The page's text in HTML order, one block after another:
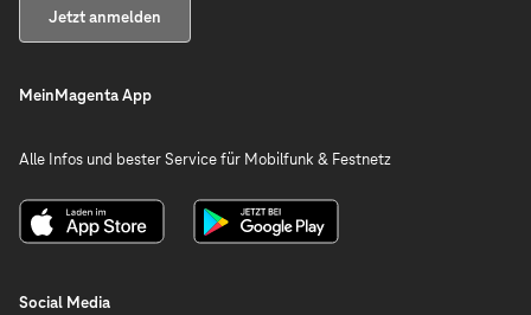
Jetzt anmelden
MeinMagenta App
Alle Infos und bester Service für Mobilfunk & Festnetz
Social Media